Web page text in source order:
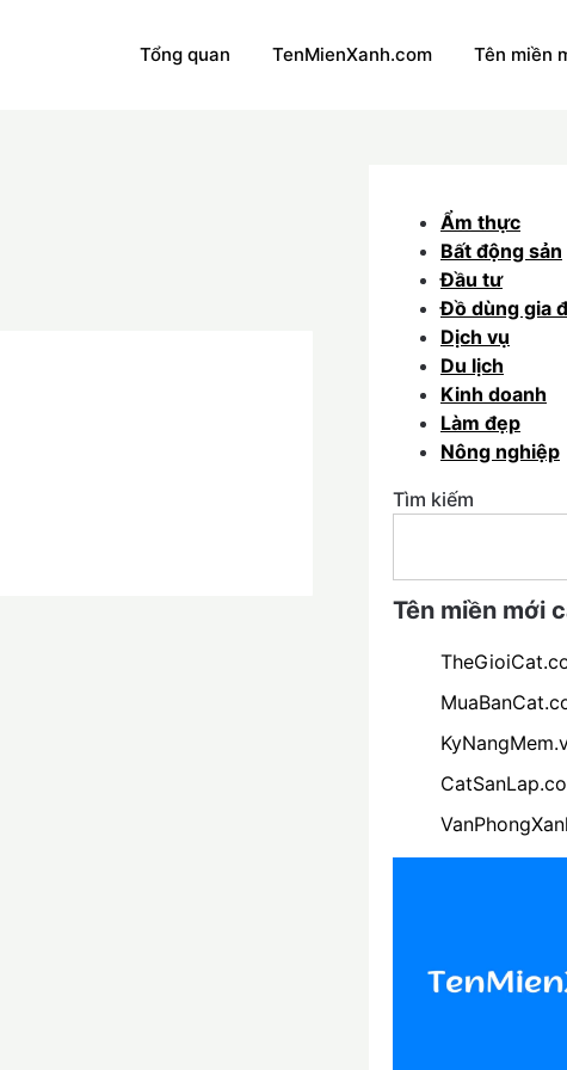
Tổng quan TenMienXanh.com Tên miền
Ẩm thực
Bất động sản
Đầu tư
Đồ dùng gia
Dịch vụ
Du lịch
Kinh doanh
Làm đẹp
Nông nghiệp
Tìm kiếm
Tên miền mới